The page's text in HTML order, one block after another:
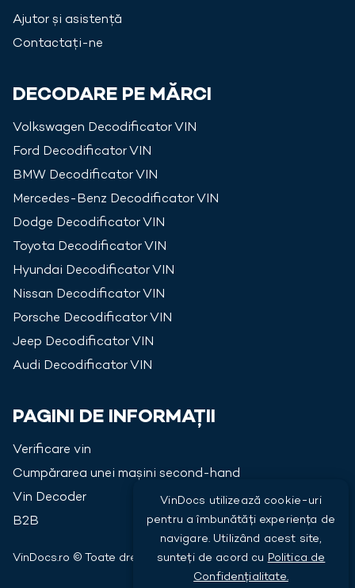
VinDocs utilizează cookie-uri
pentru a îmbunătăți experiența de
navigare. Utilizând acest site,
sunteți de acord cu Politica de
Confidențialitate.
Ajutor și asistență
Contactați-ne
DECODARE PE MĂRCI
Volkswagen Decodificator VIN
Ford Decodificator VIN
BMW Decodificator VIN
Mercedes-Benz Decodificator VIN
Dodge Decodificator VIN
Toyota Decodificator VIN
Hyundai Decodificator VIN
Nissan Decodificator VIN
Porsche Decodificator VIN
Jeep Decodificator VIN
Audi Decodificator VIN
PAGINI DE INFORMAȚII
Verificare vin
Cumpărarea unei mașini second-hand
Vin Decoder
B2B
VinDocs.ro © Toate drepturile rezervate 2026